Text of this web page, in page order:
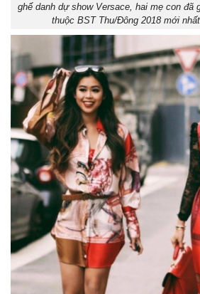
ghế danh dự show Versace, hai mẹ con đã
thuộc BST Thu/Đông 2018 mới